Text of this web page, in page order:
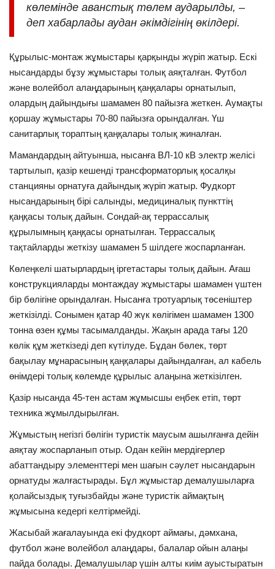
көлемінде аванстық төлем аударылды, –
деп хабарлады аудан әкімдігінің өкілдері.
Құрылыс-монтаж жұмыстары қарқынды жүріп жатыр. Ескі
нысандарды бұзу жұмыстары толық аяқталған. Футбол
және волейбол алаңдарының қаңқалары орнатылып,
олардың дайындығы шамамен 80 пайызға жеткен. Аумақты
қоршау жұмыстары 70-80 пайызға орындалған. Үш
санитарлық тораптың қаңқалары толық жиналған.
Мамандардың айтуынша, нысанға ВЛ-10 кВ электр желісі
тартылып, қазір кешенді трансформаторлық қосалқы
станцияны орнатуға дайындық жүріп жатыр. Фудкорт
нысандарының бірі салынды, медициналық пункттің
қаңқасы толық дайын. Сондай-ақ террассалық
құрылымның қаңқасы орнатылған. Террассалық
тақтайларды жеткізу шамамен 5 шілдеге жоспарланған.
Көлеңкелі шатырлардың іргетастары толық дайын. Ағаш
конструкцияларды монтаждау жұмыстары шамамен үштен
бір бөлігіне орындалған. Нысанға тротуарлық төсеніштер
жеткізілді. Сонымен қатар 40 жүк көлігімен шамамен 1300
тонна өзен құмы тасымалданды. Жақын арада тағы 120
көлік құм жеткізеді деп күтілуде. Бұдан бөлек, төрт
бақылау мұнарасының қаңқалары дайындалған, ал кабель
өнімдері толық көлемде құрылыс алаңына жеткізілген.
Қазір нысанда 45-тен астам жұмысшы еңбек етіп, төрт
техника жұмылдырылған.
Жұмыстың негізгі бөлігін туристік маусым ашылғанға дейін
аяқтау жоспарланып отыр. Одан кейін мердігерлер
абаттандыру элементтері мен шағын сәулет нысандарын
орнатуды жалғастырады. Бұл жұмыстар демалушыларға
қолайсыздық туғызбайды және туристік аймақтың
жұмысына кедергі келтірмейді.
Жасыбай жағалауында екі фудкорт аймағы, дәмхана,
футбол және волейбол алаңдары, балалар ойын алаңы
пайда болады. Демалушылар үшін алты киім ауыстыратын